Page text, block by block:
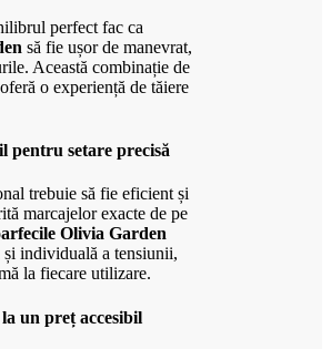
perfect fac ca
să fie ușor de manevrat,
Această combinație de
o experiență de tăiere
pentru setare precisă
trebuie să fie eficient și
marcajelor exacte de pe
Olivia Garden
și individuală a tensiunii,
la fiecare utilizare.
un preț accesibil